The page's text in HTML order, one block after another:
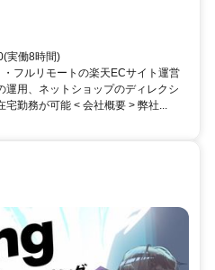
実働8時間)
フルリモートの楽天ECサイト運営
運用、ネットショップのディレクシ
宅勤務が可能 < 会社概要 > 弊社...